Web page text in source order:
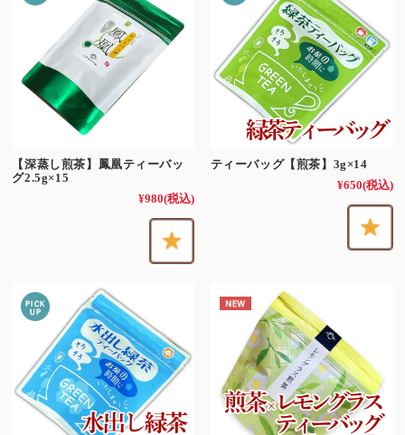
【深蒸し煎茶】鳳凰ティーバッ
グ2.5g×15
¥980(税込)
ティーバッグ【煎茶】3g×14
¥650(税込)